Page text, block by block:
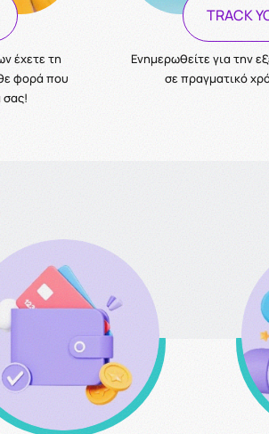
έχετε τη
φορά που
σας!
TRACK
Ενημερωθείτε για την
σε πραγματικό